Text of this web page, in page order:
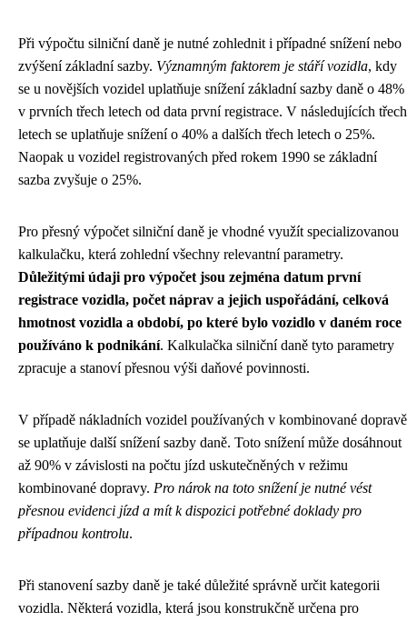
Při výpočtu silniční daně je nutné zohlednit i případné snížení nebo
zvýšení základní sazby. Významným faktorem je stáří vozidla, kdy
se u novějších vozidel uplatňuje snížení základní sazby daně o 48%
v prvních třech letech od data první registrace. V následujících třech
letech se uplatňuje snížení o 40% a dalších třech letech o 25%.
Naopak u vozidel registrovaných před rokem 1990 se základní
sazba zvyšuje o 25%.
Pro přesný výpočet silniční daně je vhodné využít specializovanou
kalkulačku, která zohlední všechny relevantní parametry.
Důležitými údaji pro výpočet jsou zejména datum první
registrace vozidla, počet náprav a jejich uspořádání, celková
hmotnost vozidla a období, po které bylo vozidlo v daném roce
používáno k podnikání. Kalkulačka silniční daně tyto parametry
zpracuje a stanoví přesnou výši daňové povinnosti.
V případě nákladních vozidel používaných v kombinované dopravě
se uplatňuje další snížení sazby daně. Toto snížení může dosáhnout
až 90% v závislosti na počtu jízd uskutečněných v režimu
kombinované dopravy. Pro nárok na toto snížení je nutné vést
přesnou evidenci jízd a mít k dispozici potřebné doklady pro
případnou kontrolu.
Při stanovení sazby daně je také důležité správně určit kategorii
vozidla. Některá vozidla, která jsou konstrukčně určena pro